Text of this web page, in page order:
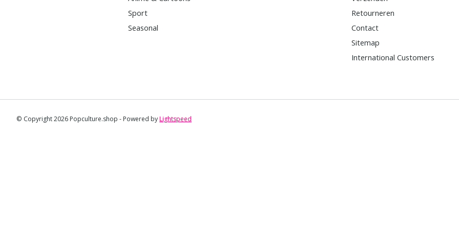
Sport
Seasonal
Retourneren
Contact
Sitemap
International Customers
© Copyright 2026 Popculture.shop - Powered byLightspeed